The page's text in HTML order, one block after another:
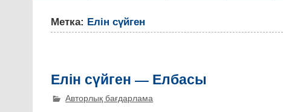
Метка: Елін сүйген
Елін сүйген — Елбасы
Авторлық бағдарлама